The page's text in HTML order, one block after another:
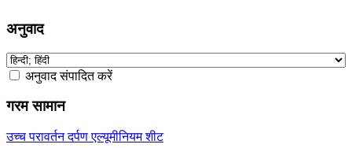
अनुवाद
अनुवाद संपादित करें
गरम सामान
उच्च परावर्तन दर्पण एल्यूमीनियम शीट